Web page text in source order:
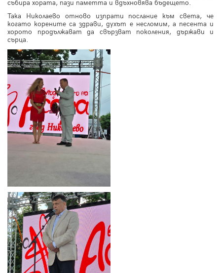
събира хората, пази паметта и вдъхновява бъдещето.
Така Николаево отново изпрати послание към света, че
когато корените са здрави, духът е несломим, а песента и
хорото продължават да свързват поколения, държави и
сърца.